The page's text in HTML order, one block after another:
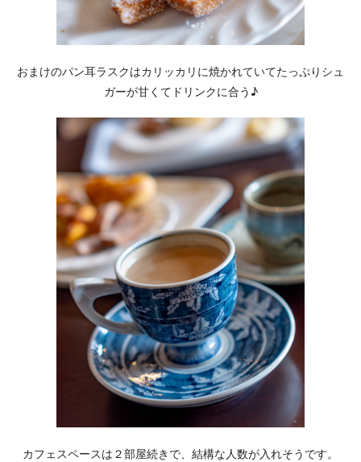
おまけのパン耳ラスクはカリッカリに焼かれていてたっぷりシュ
ガーが甘くてドリンクに合う♪
カフェスペースは２部屋続きで、結構な人数が入れそうです。